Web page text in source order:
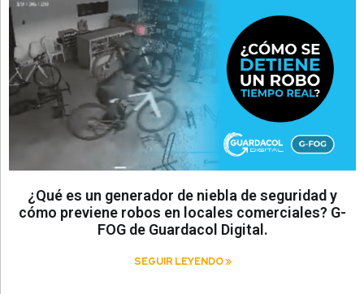
¿Qué es un generador de niebla de seguridad y
cómo previene robos en locales comerciales? G-
FOG de Guardacol Digital.
SEGUIR LEYENDO »